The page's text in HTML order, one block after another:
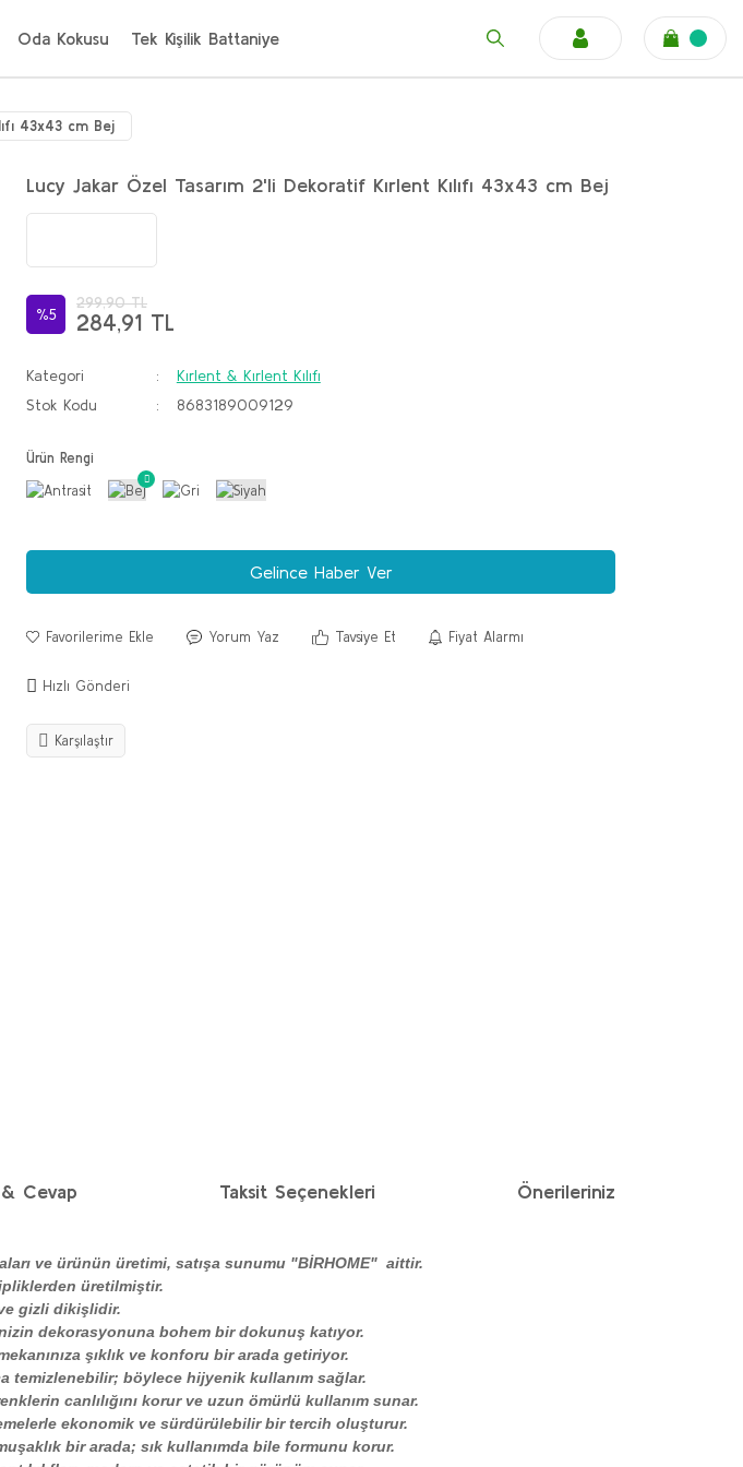
Oda Kokusu Tek Kişilik Battaniye
43x43 cm Bej
Lucy Jakar Özel Tasarım 2'li Dekoratif Kırlent Kılıfı 43x43 cm Bej
%5
299,90 TL
284,91 TL
Kategori
Kırlent & Kırlent Kılıfı
Stok Kodu
8683189009129
Ürün Rengi
Gelince Haber Ver
Yorum Yaz Tavsiye Et Fiyat Alarmı
Hızlı Gönderi
Karşılaştır
Cevap Taksit Seçenekleri Önerileriniz
ve ürünün üretimi, satışa sunumu "BİRHOME" aittir.
üretilmiştir.
gizli dikişlidir.
dekorasyonuna bohem bir dokunuş katıyor.
şıklık ve konforu bir arada getiriyor.
temizlenebilir; böylece hijyenik kullanım sağlar.
canlılığını korur ve uzun ömürlü kullanım sunar.
ekonomik ve sürdürülebilir bir tercih oluşturur.
bir arada; sık kullanımda bile formunu korur.